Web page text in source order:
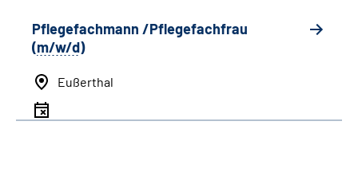
Pflegefachmann /Pflegefachfrau
(m/w/d)
Eußerthal